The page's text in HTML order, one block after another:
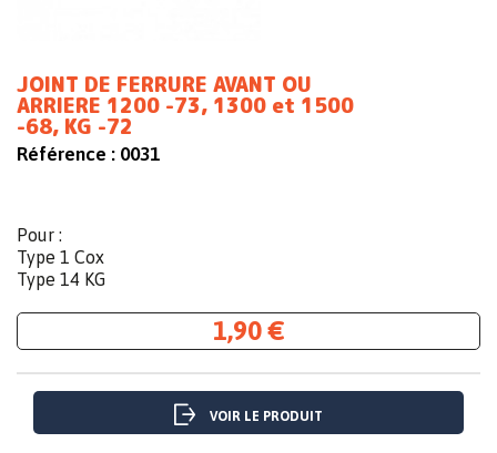
JOINT DE FERRURE AVANT OU
ARRIERE 1200 -73, 1300 et 1500
-68, KG -72
Référence : 0031
Pour :
Type 1 Cox
Type 14 KG
1,90 €
VOIR LE PRODUIT